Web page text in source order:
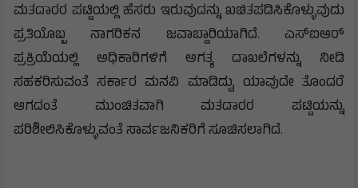
ಮತದಾರರ ಪಟ್ಟಿಯಲ್ಲಿ ಹೆಸರು ಇರುವುದನ್ನು ಖಚಿತಪಡಿಸಿಕೊಳ್ಳುವುದು
ಪ್ರತಿಯೊಬ್ಬ ನಾಗರಿಕನ ಜವಾಬ್ದಾರಿಯಾಗಿದೆ. ಎಸ್‌ಐಆರ್
ಪ್ರಕ್ರಿಯೆಯಲ್ಲಿ ಅಧಿಕಾರಿಗಳಿಗೆ ಅಗತ್ಯ ದಾಖಲೆಗಳನ್ನು ನೀಡಿ
ಸಹಕರಿಸುವಂತೆ ಸರ್ಕಾರ ಮನವಿ ಮಾಡಿದ್ದು, ಯಾವುದೇ ತೊಂದರೆ
ಆಗದಂತೆ ಮುಂಚಿತವಾಗಿ ಮತದಾರರ ಪಟ್ಟಿಯನ್ನು
ಪರಿಶೀಲಿಸಿಕೊಳ್ಳುವಂತೆ ಸಾರ್ವಜನಿಕರಿಗೆ ಸೂಚಿಸಲಾಗಿದೆ.